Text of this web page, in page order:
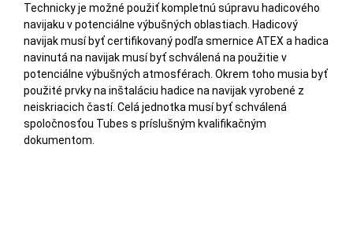
Technicky je možné použiť kompletnú súpravu hadicového
navijaku v potenciálne výbušných oblastiach. Hadicový
navijak musí byť certifikovaný podľa smernice ATEX a hadica
navinutá na navijak musí byť schválená na použitie v
potenciálne výbušných atmosférach. Okrem toho musia byť
použité prvky na inštaláciu hadice na navijak vyrobené z
neiskriacich častí. Celá jednotka musí byť schválená
spoločnosťou Tubes s príslušným kvalifikačným
dokumentom.